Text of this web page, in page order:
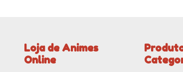
Loja de Animes
Online